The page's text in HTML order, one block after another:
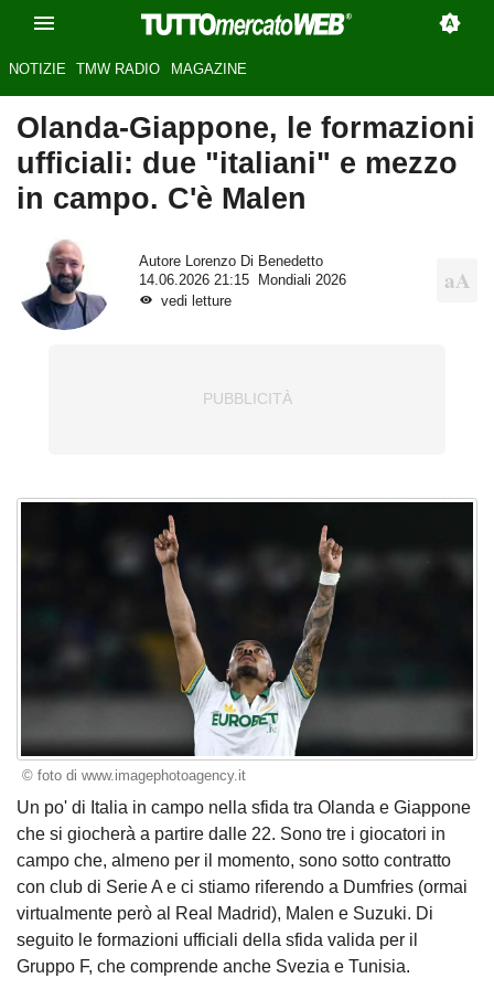
NOTIZIE TMW RADIO MAGAZINE
Olanda-Giappone, le formazioni
ufficiali: due "italiani" e mezzo
in campo. C'è Malen
Autore Lorenzo Di Benedetto
14.06.2026 21:15
Mondiali 2026
vedi letture
© foto di www.imagephotoagency.it
Un po' di Italia in campo nella sfida tra Olanda e Giappone
che si giocherà a partire dalle 22. Sono tre i giocatori in
campo che, almeno per il momento, sono sotto contratto
con club di Serie A e ci stiamo riferendo a Dumfries (ormai
virtualmente però al Real Madrid), Malen e Suzuki. Di
seguito le formazioni ufficiali della sfida valida per il
Gruppo F, che comprende anche Svezia e Tunisia.